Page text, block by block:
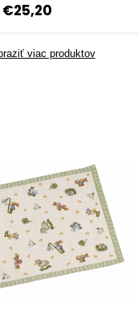
€25,20
viac produktov